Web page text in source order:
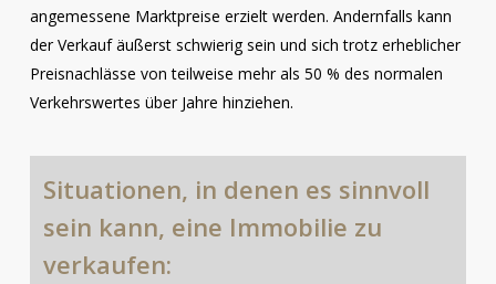
angemessene Marktpreise erzielt werden. Andernfalls kann
der Verkauf äußerst schwierig sein und sich trotz erheblicher
Preisnachlässe von teilweise mehr als 50 % des normalen
Verkehrswertes über Jahre hinziehen.
Situationen, in denen es sinnvoll
sein kann, eine Immobilie zu
verkaufen: